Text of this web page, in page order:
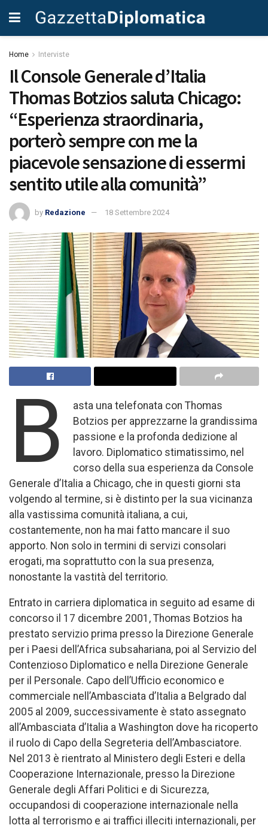
Home Interviste
Il Console Generale d’Italia
Thomas Botzios saluta Chicago:
“Esperienza straordinaria,
porterò sempre con me la
piacevole sensazione di essermi
sentito utile alla comunità”
by Redazione 18 Settembre 2024
B
asta una telefonata con Thomas
Botzios per apprezzarne la grandissima
passione e la profonda dedizione al
lavoro. Diplomatico stimatissimo, nel
corso della sua esperienza da Console
Generale d’Italia a Chicago, che in questi giorni sta
volgendo al termine, si è distinto per la sua vicinanza
alla vastissima comunità italiana, a cui,
costantemente, non ha mai fatto mancare il suo
apporto. Non solo in termini di servizi consolari
erogati, ma soprattutto con la sua presenza,
nonostante la vastità del territorio.
Entrato in carriera diplomatica in seguito ad esame di
concorso il 17 dicembre 2001, Thomas Botzios ha
prestato servizio prima presso la Direzione Generale
per i Paesi dell’Africa subsahariana, poi al Servizio del
Contenzioso Diplomatico e nella Direzione Generale
per il Personale. Capo dell’Ufficio economico e
commerciale nell’Ambasciata d’Italia a Belgrado dal
2005 al 2009, successivamente è stato assegnato
all’Ambasciata d’Italia a Washington dove ha ricoperto
il ruolo di Capo della Segreteria dell’Ambasciatore.
Nel 2013 è rientrato al Ministero degli Esteri e della
Cooperazione Internazionale, presso la Direzione
Generale degli Affari Politici e di Sicurezza,
occupandosi di cooperazione internazionale nella
lotta al terrorismo e ai traffici illeciti internazionali, per